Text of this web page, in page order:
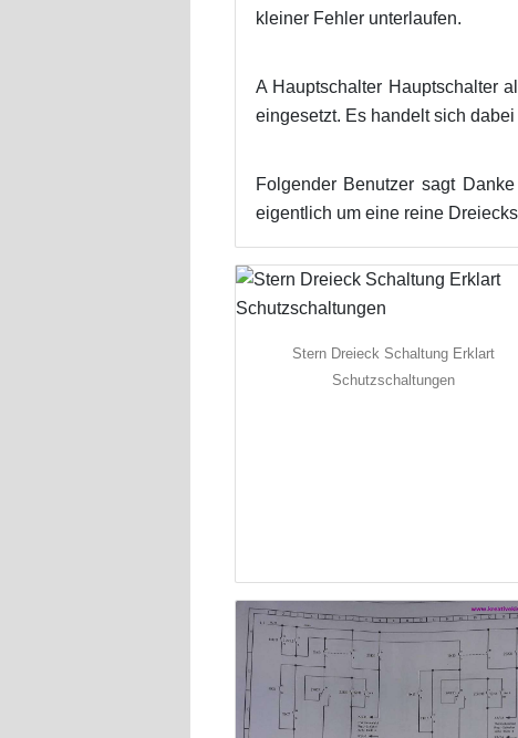
kleiner Fehler unterlaufen.
A Hauptschalter Hauptschalter
eingesetzt. Es handelt sich
Folgender Benutzer sagt
eigentlich um eine reine
Stern Dreieck Schaltung Erklart
Schutzschaltungen